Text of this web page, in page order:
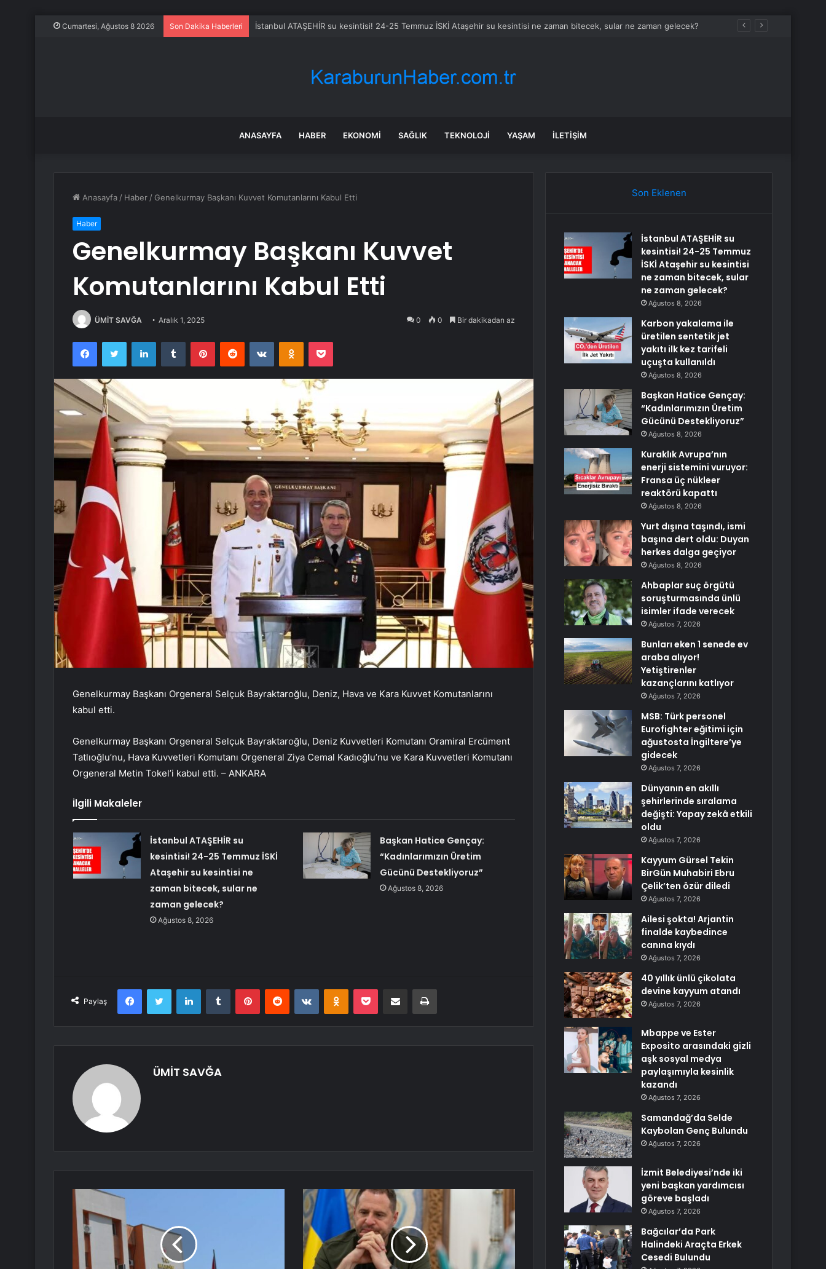
Cumartesi, Ağustos 8 2026 Son Dakika Haberleri İstanbul ATAŞEHİR su kesintisi! 24-25 Temmuz İSKİ Ataşehir su kesintisi ne zaman bitecek, sular ne zaman gelecek?
ANASAYFA HABER EKONOMI SAĞLIK TEKNOLOJI YAŞAM İLETIŞIM
Anasayfa / Haber / Genelkurmay Başkanı Kuvvet Komutanlarını Kabul Etti
Haber
Genelkurmay Başkanı Kuvvet
Komutanlarını Kabul Etti
ÜMİT SAVĞA Aralık 1, 2025 0 0 Bir dakikadan az
FacebookTwitter LinkedInTumblr PinterestReddit VKontakteOdnoklassniki
Pocket
Genelkurmay Başkanı Orgeneral Selçuk Bayraktaroğlu, Deniz, Hava ve Kara Kuvvet Komutanlarını
kabul etti.
Genelkurmay Başkanı Orgeneral Selçuk Bayraktaroğlu, Deniz Kuvvetleri Komutanı Oramiral Ercüment
Tatlıoğlu’nu, Hava Kuvvetleri Komutanı Orgeneral Ziya Cemal Kadıoğlu’nu ve Kara Kuvvetleri Komutanı
Orgeneral Metin Tokel’i kabul etti. – ANKARA
İlgili Makaleler
İstanbul ATAŞEHİR su
kesintisi! 24-25 Temmuz İSKİ
Ataşehir su kesintisi ne
zaman bitecek, sular ne
zaman gelecek?
Ağustos 8, 2026
Başkan Hatice Gençay:
“Kadınlarımızın Üretim
Gücünü Destekliyoruz”
Ağustos 8, 2026
Paylaş
FacebookTwitter LinkedInTumblr PinterestReddit VKontakteOdnoklassniki
Pocket E-Posta ile paylaş Yazdır
ÜMİT SAVĞA
Son Eklenen
İstanbul ATAŞEHİR su
kesintisi! 24-25 Temmuz
İSKİ Ataşehir su kesintisi
ne zaman bitecek, sular
ne zaman gelecek?
Ağustos 8, 2026
Karbon yakalama ile
üretilen sentetik jet
yakıtı ilk kez tarifeli
uçuşta kullanıldı
Ağustos 8, 2026
Başkan Hatice Gençay:
“Kadınlarımızın Üretim
Gücünü Destekliyoruz”
Ağustos 8, 2026
Kuraklık Avrupa’nın
enerji sistemini vuruyor:
Fransa üç nükleer
reaktörü kapattı
Ağustos 8, 2026
Yurt dışına taşındı, ismi
başına dert oldu: Duyan
herkes dalga geçiyor
Ağustos 8, 2026
Ahbaplar suç örgütü
soruşturmasında ünlü
isimler ifade verecek
Ağustos 7, 2026
Bunları eken 1 senede ev
araba alıyor!
Yetiştirenler
kazançlarını katlıyor
Ağustos 7, 2026
MSB: Türk personel
Eurofighter eğitimi için
ağustosta İngiltere’ye
gidecek
Ağustos 7, 2026
Dünyanın en akıllı
şehirlerinde sıralama
değişti: Yapay zekâ etkili
oldu
Ağustos 7, 2026
Kayyum Gürsel Tekin
BirGün Muhabiri Ebru
Çelik’ten özür diledi
Ağustos 7, 2026
Ailesi şokta! Arjantin
finalde kaybedince
canına kıydı
Ağustos 7, 2026
40 yıllık ünlü çikolata
devine kayyum atandı
Ağustos 7, 2026
Mbappe ve Ester
Exposito arasındaki gizli
aşk sosyal medya
paylaşımıyla kesinlik
kazandı
Ağustos 7, 2026
Samandağ’da Selde
Kaybolan Genç Bulundu
Ağustos 7, 2026
İzmit Belediyesi’nde iki
yeni başkan yardımcısı
göreve başladı
Ağustos 7, 2026
Bağcılar’da Park
Halindeki Araçta Erkek
Cesedi Bulundu